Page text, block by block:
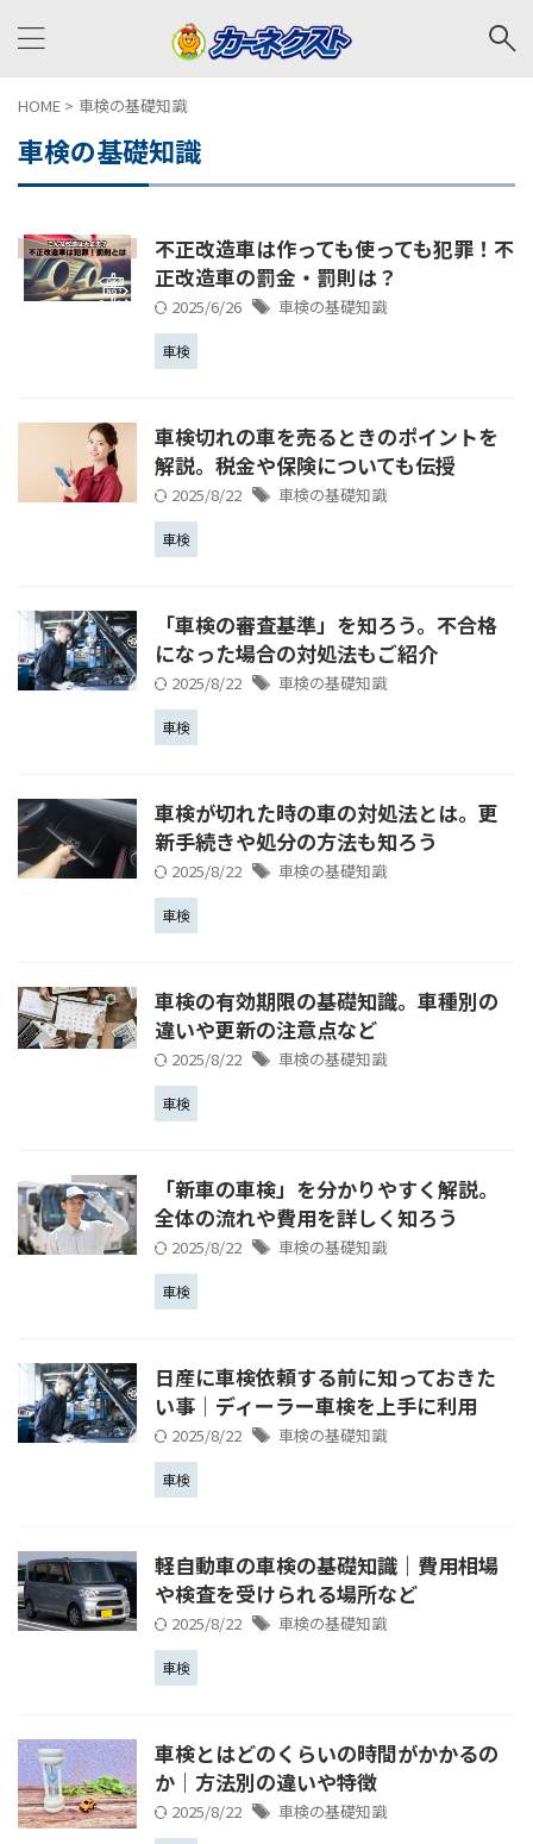
HOME > 車検の基礎知識
車検の基礎知識
不正改造車は作っても使っても犯罪！不
正改造車の罰金・罰則は？
2025/6/26 車検の基礎知識
車検
車検切れの車を売るときのポイントを
解説。税金や保険についても伝授
2025/8/22 車検の基礎知識
車検
「車検の審査基準」を知ろう。不合格
になった場合の対処法もご紹介
2025/8/22 車検の基礎知識
車検
車検が切れた時の車の対処法とは。更
新手続きや処分の方法も知ろう
2025/8/22 車検の基礎知識
車検
車検の有効期限の基礎知識。車種別の
違いや更新の注意点など
2025/8/22 車検の基礎知識
車検
「新車の車検」を分かりやすく解説。
全体の流れや費用を詳しく知ろう
2025/8/22 車検の基礎知識
車検
日産に車検依頼する前に知っておきた
い事｜ディーラー車検を上手に利用
2025/8/22 車検の基礎知識
車検
軽自動車の車検の基礎知識｜費用相場
や検査を受けられる場所など
2025/8/22 車検の基礎知識
車検
車検とはどのくらいの時間がかかるの
か｜方法別の違いや特徴
2025/8/22 車検の基礎知識